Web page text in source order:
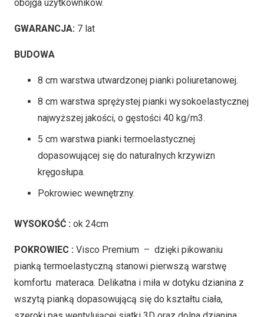
obojga użytkowników.
GWARANCJA: 7 lat
BUDOWA
8 cm warstwa utwardzonej pianki poliuretanowej.
8 cm warstwa sprężystej pianki wysokoelastycznej
najwyższej jakości, o gęstości 40 kg/m3.
5 cm warstwa pianki termoelastycznej
dopasowującej się do naturalnych krzywizn
kręgosłupa.
Pokrowiec wewnętrzny.
WYSOKOŚĆ : ok 24cm
POKROWIEC : Visco Premium – dzięki pikowaniu
pianką termoelastyczną stanowi pierwszą warstwę
komfortu materaca. Delikatna i miła w dotyku dzianina z
wszytą pianką dopasowującą się do kształtu ciała,